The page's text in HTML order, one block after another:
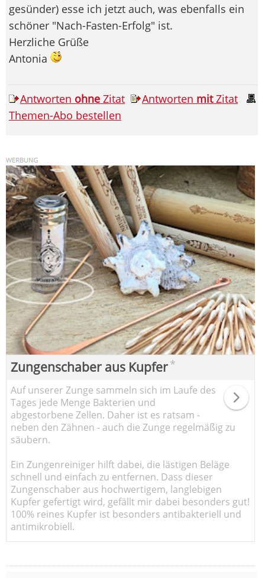
gesünder) esse ich jetzt auch, was ebenfalls ein
schöner "Nach-Fasten-Erfolg" ist.
Herzliche Grüße
Antonia
Antworten ohne Zitat Antworten mitZitat
Themen-Abo bestellen
Zungenschaber aus Kupfer*
Auf unserer Zunge sammeln sich im Laufe des
Tages jede Menge Bakterien und
abgestorbene Zellen. Daher ist es ratsam -
neben den Zähnen - auch die Zunge regelmäßig zu
säubern.
Ein Zungenreiniger hilft dabei, die lästigen Beläge
schnell und einfach zu entfernen. Dass dieser
Zungenschaber aus hochwertigem, langlebigen
Kupfer gefertigt wird, gefällt mir dabei besonders gut!
100% reines Kupfer ist besonders antibakteriell und
antimikrobiell.